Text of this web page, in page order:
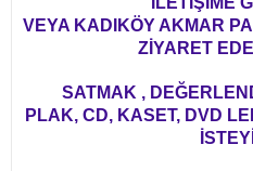
VEYA KADIKÖY AKMAR
ZİYARET
SATMAK ,
PLAK, CD, KASET, DVD